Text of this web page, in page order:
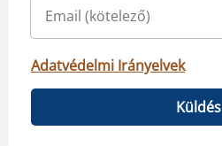
Adatvédelmi Irányelvek
Küldés